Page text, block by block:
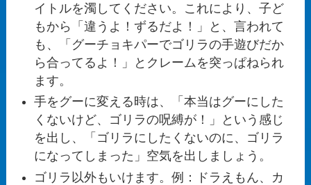
イトルを濁してください。これにより、子ど
もから「違うよ！ずるだよ！」と、言われて
も、「グーチョキパーでゴリラの手遊びだか
ら合ってるよ！」とクレームを突っぱねられ
ます。
手をグーに変える時は、「本当はグーにした
くないけど、ゴリラの呪縛が！」という感じ
を出し、「ゴリラにしたくないのに、ゴリラ
になってしまった」空気を出しましょう。
ゴリラ以外もいけます。例：ドラえもん、カ